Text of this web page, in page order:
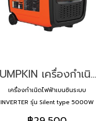
PUMPKIN เครื่องกำเนิดไฟฟ้าเบนซินระบบ INVERTER รุ่น Silent type 5000W PTT-G5550EiS (44388)
เครื่องกำเนิดไฟฟ้าเบนซินระบบ
INVERTER รุ่น Silent type 5000W